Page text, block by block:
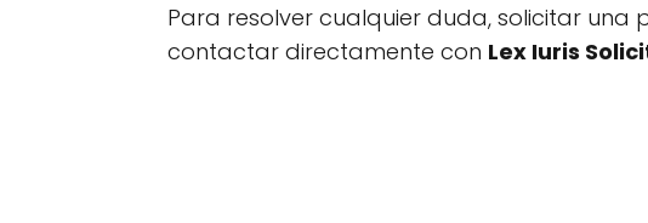
Para resolver cualquier duda, solicitar
contactar directamente con Lex Iuris